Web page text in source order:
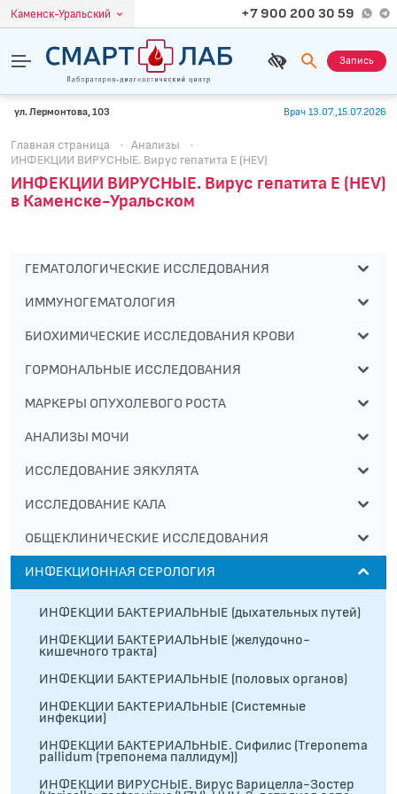
Каменск-Уральский +7 900 200 30 59
Запись
ул. Лермонтова, 103 Врач 13.07.,15.07.2026
Главная страница · Анализы
·
ИНФЕКЦИИ ВИРУСНЫЕ. Вирус гепатита Е (HEV)
ИНФЕКЦИИ ВИРУСНЫЕ. Вирус гепатита Е (HEV)
в Каменске-Уральском
ГЕМАТОЛОГИЧЕСКИЕ ИССЛЕДОВАНИЯ
ИММУНОГЕМАТОЛОГИЯ
БИОХИМИЧЕСКИЕ ИССЛЕДОВАНИЯ КРОВИ
ГОРМОНАЛЬНЫЕ ИССЛЕДОВАНИЯ
МАРКЕРЫ ОПУХОЛЕВОГО РОСТА
АНАЛИЗЫ МОЧИ
ИССЛЕДОВАНИЕ ЭЯКУЛЯТА
ИССЛЕДОВАНИЕ КАЛА
ОБЩЕКЛИНИЧЕСКИЕ ИССЛЕДОВАНИЯ
ИНФЕКЦИОННАЯ СЕРОЛОГИЯ
ИНФЕКЦИИ БАКТЕРИАЛЬНЫЕ (дыхательных путей)
ИНФЕКЦИИ БАКТЕРИАЛЬНЫЕ (желудочно-
кишечного тракта)
ИНФЕКЦИИ БАКТЕРИАЛЬНЫЕ (половых органов)
ИНФЕКЦИИ БАКТЕРИАЛЬНЫЕ (Системные
инфекции)
ИНФЕКЦИИ БАКТЕРИАЛЬНЫЕ. Сифилис (Treponema
pallidum (трепонема паллидум))
ИНФЕКЦИИ ВИРУСНЫЕ. Вирус Варицелла-Зостер